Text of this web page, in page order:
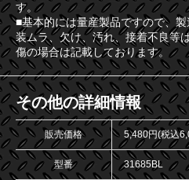
す。
■基本的には量産製品ですので、
装ムラ、欠け、汚れ、接着不良等
傷の場合は記載しております。
その他の詳細情報
販売価格 5,480円(税込
型番 31685BL